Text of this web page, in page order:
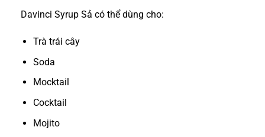
Davinci Syrup Sả có thể dùng cho:
Trà trái cây
Soda
Mocktail
Cocktail
Mojito